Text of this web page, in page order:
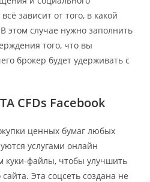
зависит от того, в какой
этом случае нужно заполнить
того, что вы
брокер будет удерживать с
CFDs Facebook
ценных бумаг любых
услугами онлайн
куки-файлы, чтобы улучшить
Эта соцсеть создана не